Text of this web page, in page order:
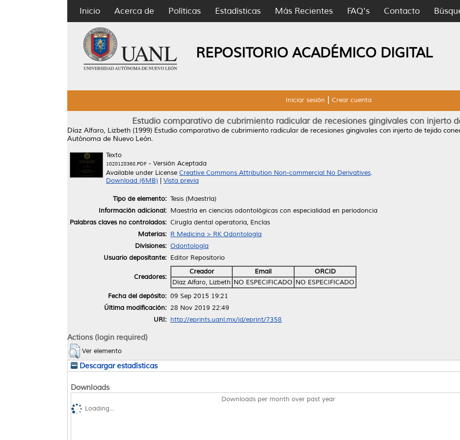
Inicio Acerca de Políticas Estadísticas Más Recientes FAQ's Contacto
REPOSITORIO ACADÉMICO DIGITAL
Iniciar sesión Crear cuenta
Estudio comparativo de cubrimiento radicular de recesiones gingivales con injerto
Díaz Alfaro, Lizbeth (1999) Estudio comparativo de cubrimiento radicular de recesiones gingivales con injerto de tejido
Autónoma de Nuevo León.
Texto
1020128368.PDF - Versión Aceptada
Available under License Creative Commons Attribution Non-commercial No Derivatives.
Download (6MB)
Vista previa
Tipo de elemento: Tesis (Maestría)
Información adicional: Maestría en ciencias odontológicas con especialidad en periodoncia
Palabras claves no controlados: Cirugía dental operatoria, Encías
Materias: R Medicina > RK Odontología
Divisiones: Odontología
Usuario depositante: Editor Repositorio
Creadores:
Creador Email
ORCID
Díaz Alfaro, Lizbeth NO ESPECIFICADO NO ESPECIFICADO
Fecha del depósito: 09 Sep 2015 19:21
Última modificación: 28 Nov 2019 22:49
URI: http://eprints.uanl.mx/id/eprint/7358
Actions (login required)
Ver elemento
Descargar estadísticas
Downloads
Downloads per month over past year
Loading...